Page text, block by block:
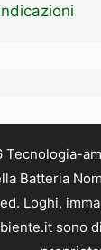
Batteria
Loghi,
sono